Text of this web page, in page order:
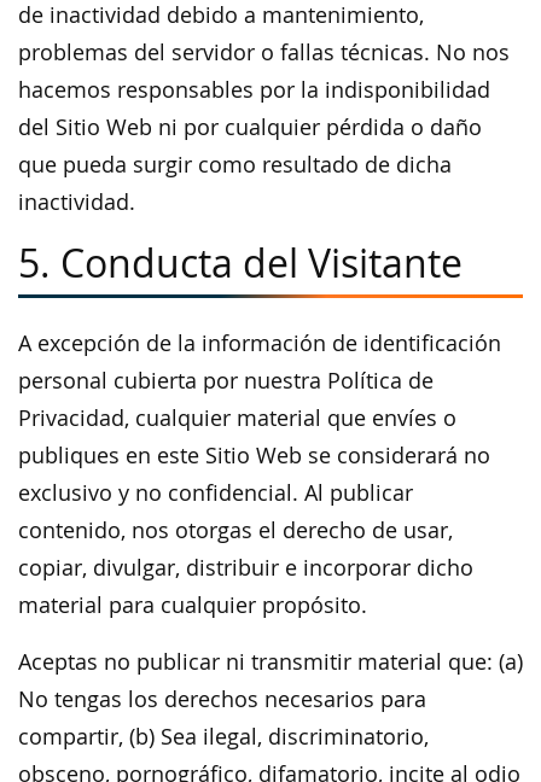
de inactividad debido a mantenimiento,
problemas del servidor o fallas técnicas. No nos
hacemos responsables por la indisponibilidad
del Sitio Web ni por cualquier pérdida o daño
que pueda surgir como resultado de dicha
inactividad.
5. Conducta del Visitante
A excepción de la información de identificación
personal cubierta por nuestra Política de
Privacidad, cualquier material que envíes o
publiques en este Sitio Web se considerará no
exclusivo y no confidencial. Al publicar
contenido, nos otorgas el derecho de usar,
copiar, divulgar, distribuir e incorporar dicho
material para cualquier propósito.
Aceptas no publicar ni transmitir material que: (a)
No tengas los derechos necesarios para
compartir, (b) Sea ilegal, discriminatorio,
obsceno, pornográfico, difamatorio, incite al odio